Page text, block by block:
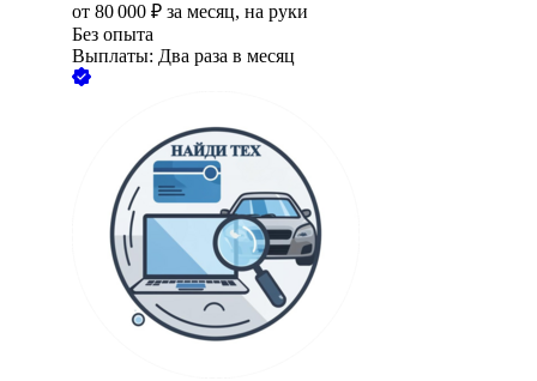
от 80 000 ₽ за месяц, на руки
Без опыта
Выплаты: Два раза в месяц